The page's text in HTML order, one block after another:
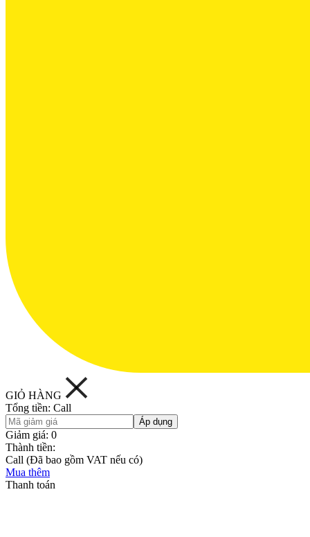
GIỎ HÀNG
Tổng tiền: Call
Áp dụng
Giảm giá: 0
Thành tiền:
Call (Đã bao gồm VAT nếu có)
Mua thêm
Thanh toán